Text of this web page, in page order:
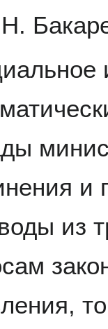
и
из